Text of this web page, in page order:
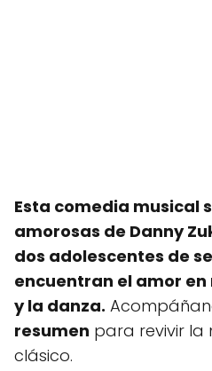
Esta comedia musical
amorosas de Danny
dos adolescentes de
encuentran el amor
y la danza.
resumen para revivir la
clásico.